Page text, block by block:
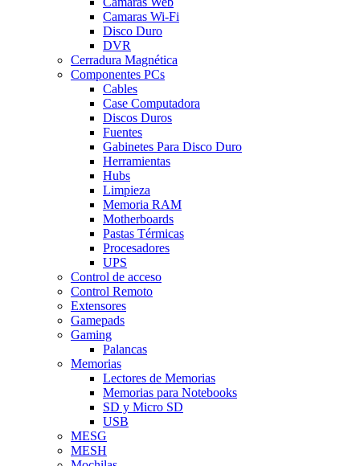
Camaras Wi-Fi
Disco Duro
DVR
Cerradura Magnética
Componentes PCs
Cables
Case Computadora
Discos Duros
Fuentes
Gabinetes Para Disco Duro
Herramientas
Hubs
Limpieza
Memoria RAM
Motherboards
Pastas Térmicas
Procesadores
UPS
Control de acceso
Control Remoto
Extensores
Gamepads
Gaming
Palancas
Memorias
Lectores de Memorias
Memorias para Notebooks
SD y Micro SD
USB
MESG
MESH